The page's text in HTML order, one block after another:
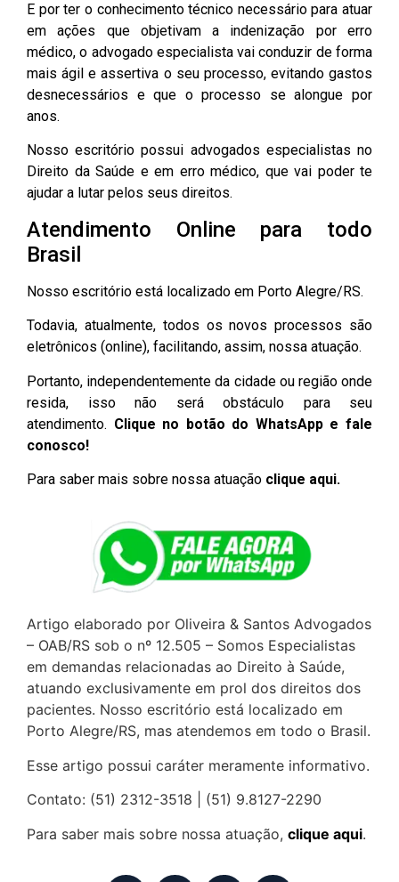
E por ter o conhecimento técnico necessário para atuar
em ações que objetivam a indenização por erro
médico, o advogado especialista vai conduzir de forma
mais ágil e assertiva o seu processo, evitando gastos
desnecessários e que o processo se alongue por
anos.
Nosso escritório possui advogados especialistas no
Direito da Saúde e em erro médico, que vai poder te
ajudar a lutar pelos seus direitos.
Atendimento Online para todo
Brasil
Nosso escritório está localizado em Porto Alegre/RS.
Todavia, atualmente, todos os novos processos são
eletrônicos (online), facilitando, assim, nossa atuação.
Portanto, independentemente da cidade ou região onde
resida, isso não será obstáculo para seu
atendimento. Clique no botão do WhatsApp e fale
conosco!
Para saber mais sobre nossa atuação clique aqui.
Artigo elaborado por Oliveira & Santos Advogados
– OAB/RS sob o nº 12.505 – Somos Especialistas
em demandas relacionadas ao Direito à Saúde,
atuando exclusivamente em prol dos direitos dos
pacientes. Nosso escritório está localizado em
Porto Alegre/RS, mas atendemos em todo o Brasil.
Esse artigo possui caráter meramente informativo.
Contato: (51) 2312-3518 | (51) 9.8127-2290
Para saber mais sobre nossa atuação, clique aqui.